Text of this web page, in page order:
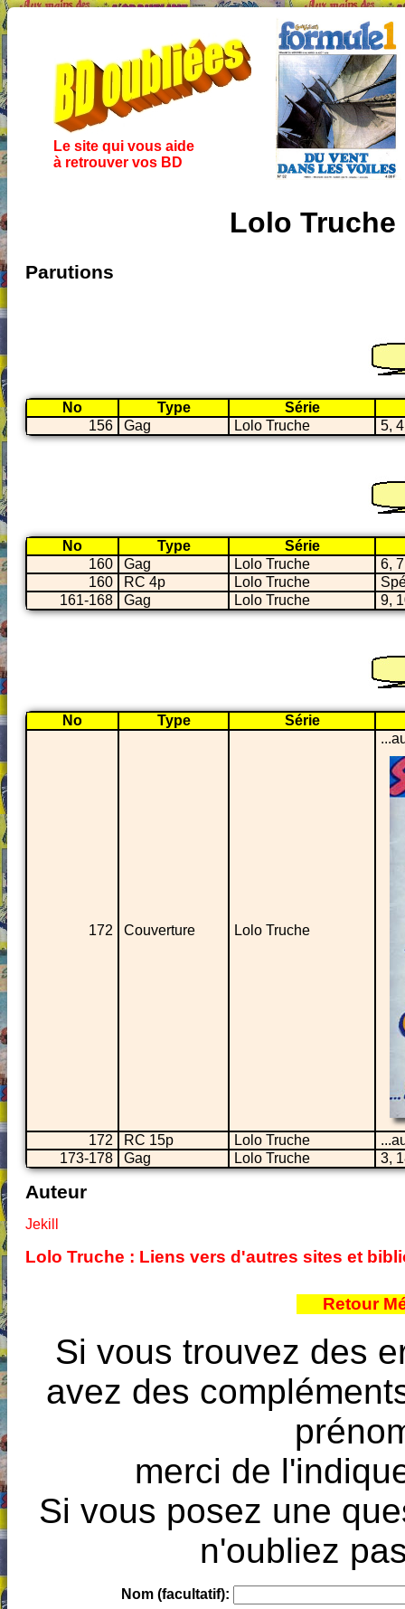
Le site qui vous aide
à retrouver vos BD
Lolo Truche
Parutions
No Type
Série
156
Gag Lolo Truche 5, 4
No Type
Série
160
Gag Lolo Truche
6,
160
RC 4p Lolo Truche
161-168
Gag Lolo Truche 9,
No Type Série
172 Couverture Lolo Truche
172 RC 15p Lolo Truche
173-178
Gag Lolo Truche 3,
Auteur
Jekill
Lolo Truche : Liens vers d'autres sites et
Retour
Si vous trouvez des
avez des
merci de
Si vous posez une
n'oubliez
Nom (facultatif):